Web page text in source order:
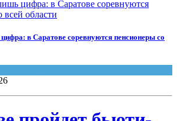
в Саратове соревнуются пенсионеры со